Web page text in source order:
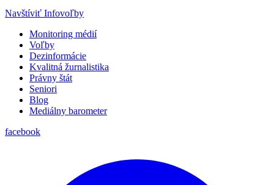
Navštíviť Infovoľby
Monitoring médií
Voľby
Dezinformácie
Kvalitná žurnalistika
Právny štát
Seniori
Blog
Mediálny barometer
facebook